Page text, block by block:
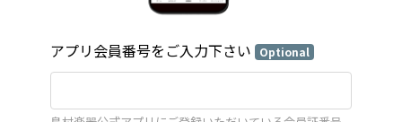
アプリ会員番号をご入力下さい Optional